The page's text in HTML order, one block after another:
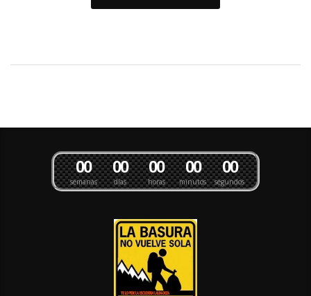
semanas
00
días
00
horas
00
minutos
00
segundos
00